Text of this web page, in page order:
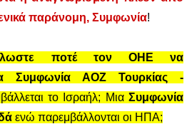
παράνομη, Συμφωνία!
ποτέ τον ΟΗΕ να
Συμφωνία ΑΟΖ Τουρκίας -
το Ισραήλ; Μια Συμφωνία
ενώ παρεμβάλλονται οι ΗΠΑ;